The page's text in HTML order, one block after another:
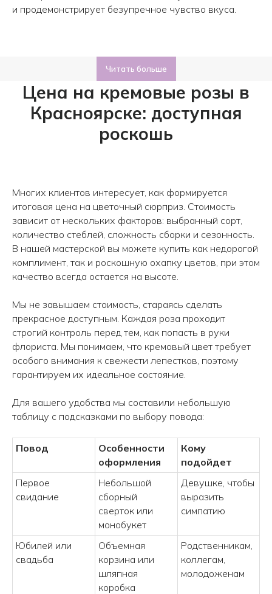
и продемонстрирует безупречное чувство вкуса.
Читать больше
Цена на кремовые розы в
Красноярске: доступная
роскошь
Многих клиентов интересует, как формируется
итоговая цена на цветочный сюрприз. Стоимость
зависит от нескольких факторов: выбранный сорт,
количество стеблей, сложность сборки и сезонность.
В нашей мастерской вы можете купить как недорогой
комплимент, так и роскошную охапку цветов, при этом
качество всегда остается на высоте.
Мы не завышаем стоимость, стараясь сделать
прекрасное доступным. Каждая роза проходит
строгий контроль перед тем, как попасть в руки
флориста. Мы понимаем, что кремовый цвет требует
особого внимания к свежести лепестков, поэтому
гарантируем их идеальное состояние.
Для вашего удобства мы составили небольшую
таблицу с подсказками по выбору повода:
Повод
Особенности
оформления
Кому
подойдет
Первое
свидание
Небольшой
сборный
сверток или
монобукет
Девушке, чтобы
выразить
симпатию
Юбилей или
свадьба
Объемная
корзина или
шляпная
коробка
Родственникам,
коллегам,
молодоженам
+7 (908) 220-32-42
Принимаем заказы с 9.00 до 21.00
КОНТАКТЫ